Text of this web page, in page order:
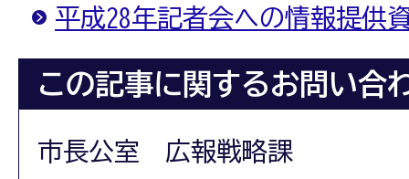
平成28年記者会への情報提供
この記事に関するお問い合
市長公室 広報戦略課